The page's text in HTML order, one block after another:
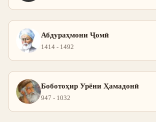
Абдураҳмони Ҷомӣ
1414 - 1492
Боботоҳир Урёни Ҳамадонӣ
947 - 1032